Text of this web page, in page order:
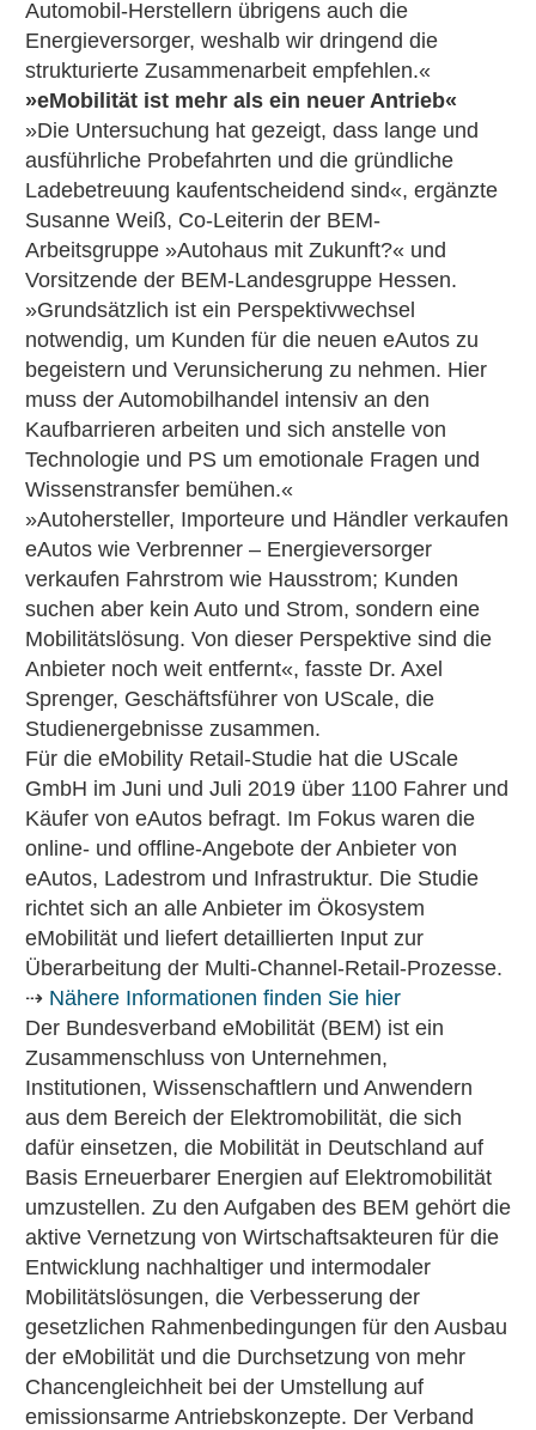
Automobil-Herstellern übrigens auch die
Energieversorger, weshalb wir dringend die
strukturierte Zusammenarbeit empfehlen.«
»eMobilität ist mehr als ein neuer Antrieb«
»Die Untersuchung hat gezeigt, dass lange und
ausführliche Probefahrten und die gründliche
Ladebetreuung kaufentscheidend sind«, ergänzte
Susanne Weiß, Co-Leiterin der BEM-
Arbeitsgruppe »Autohaus mit Zukunft?« und
Vorsitzende der BEM-Landesgruppe Hessen.
»Grundsätzlich ist ein Perspektivwechsel
notwendig, um Kunden für die neuen eAutos zu
begeistern und Verunsicherung zu nehmen. Hier
muss der Automobilhandel intensiv an den
Kaufbarrieren arbeiten und sich anstelle von
Technologie und PS um emotionale Fragen und
Wissenstransfer bemühen.«
»Autohersteller, Importeure und Händler verkaufen
eAutos wie Verbrenner – Energieversorger
verkaufen Fahrstrom wie Hausstrom; Kunden
suchen aber kein Auto und Strom, sondern eine
Mobilitätslösung. Von dieser Perspektive sind die
Anbieter noch weit entfernt«, fasste Dr. Axel
Sprenger, Geschäftsführer von UScale, die
Studienergebnisse zusammen.
Für die eMobility Retail-Studie hat die UScale
GmbH im Juni und Juli 2019 über 1100 Fahrer und
Käufer von eAutos befragt. Im Fokus waren die
online- und offline-Angebote der Anbieter von
eAutos, Ladestrom und Infrastruktur. Die Studie
richtet sich an alle Anbieter im Ökosystem
eMobilität und liefert detaillierten Input zur
Überarbeitung der Multi-Channel-Retail-Prozesse.
⇢ Nähere Informationen finden Sie hier
Der Bundesverband eMobilität (BEM) ist ein
Zusammenschluss von Unternehmen,
Institutionen, Wissenschaftlern und Anwendern
aus dem Bereich der Elektromobilität, die sich
dafür einsetzen, die Mobilität in Deutschland auf
Basis Erneuerbarer Energien auf Elektromobilität
umzustellen. Zu den Aufgaben des BEM gehört die
aktive Vernetzung von Wirtschaftsakteuren für die
Entwicklung nachhaltiger und intermodaler
Mobilitätslösungen, die Verbesserung der
gesetzlichen Rahmenbedingungen für den Ausbau
der eMobilität und die Durchsetzung von mehr
Chancengleichheit bei der Umstellung auf
emissionsarme Antriebskonzepte. Der Verband